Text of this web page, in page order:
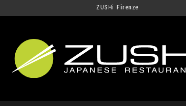
ZUSHi Firenze